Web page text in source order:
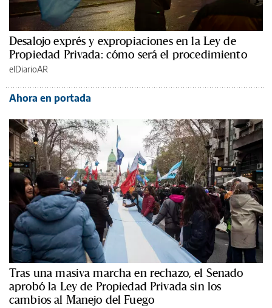
Desalojo exprés y expropiaciones en la Ley de
Propiedad Privada: cómo será el procedimiento
elDiarioAR
Ahora en portada
Tras una masiva marcha en rechazo, el Senado
aprobó la Ley de Propiedad Privada sin los
cambios al Manejo del Fuego